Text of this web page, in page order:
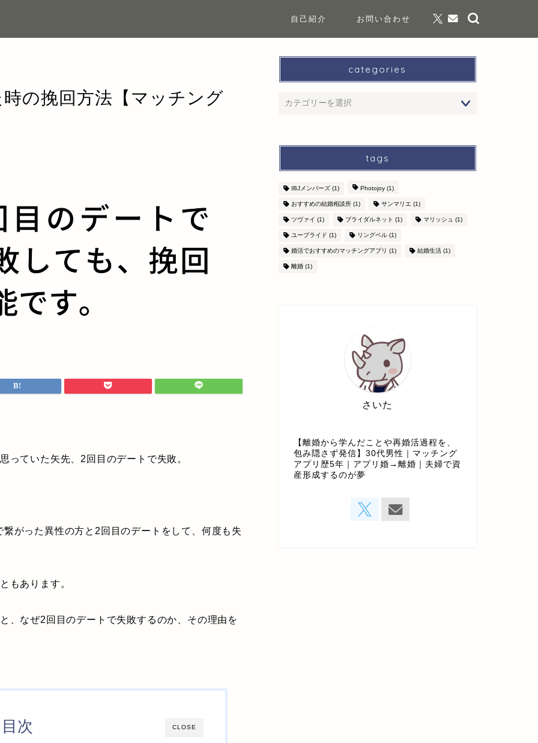
自己紹介 お問い合わせ
の挽回方法【マッチング
っていた矢先、2回目のデートで失敗。
がった異性の方と2回目のデートをして、何度も失
もあります。
、なぜ2回目のデートで失敗するのか、その理由を
CLOSE
目次
categories
tags
IBJメンバーズ(1) Photojoy(1)
おすすめの結婚相談所(1) サンマリエ (1)
ツヴァイ (1) ブライダルネット (1) マリッシュ (1)
ユーブライド (1) リングベル(1)
婚活でおすすめのマッチングアプリ (1) 結婚生活(1)
離婚(1)
さいた
【離婚から学んだことや再婚活過程を、
包み隠さず発信】30代男性｜マッチング
アプリ歴5年｜アプリ婚→離婚｜夫婦で資
産形成するのが夢